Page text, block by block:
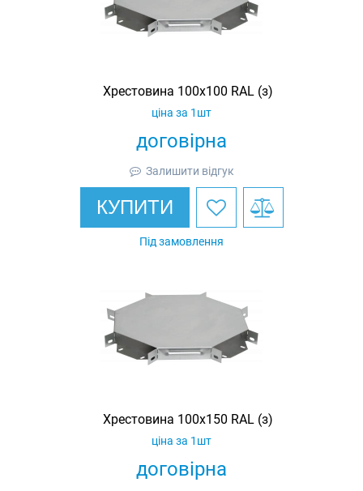
Хрестовина 100х100 RAL (з)
договірна
ціна за 1шт
Залишити відгук
КУПИТИ
Під замовлення
Хрестовина 100х150 RAL (з)
договірна
ціна за 1шт